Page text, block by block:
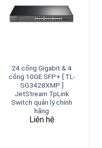
24 cổng Gigabit & 4
cổng 10GE SFP+ [ TL-
SG3428XMP ]
JetStream TpLink
Switch quản lý chính
hãng
Liên hệ